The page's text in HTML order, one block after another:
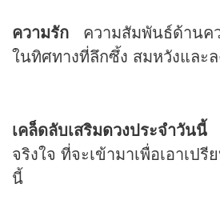
ความรัก
ความสัมพันธ์ด้านค
ในทิศทางที่ลึกซึ้ง สมหวังและ
เคล็ดลับเสริมดวงประจำวันนี้
จริงใจ ที่จะเข้ามาเพื่อเอาเป
นี้